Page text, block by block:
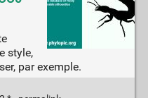
style,
par exemple.